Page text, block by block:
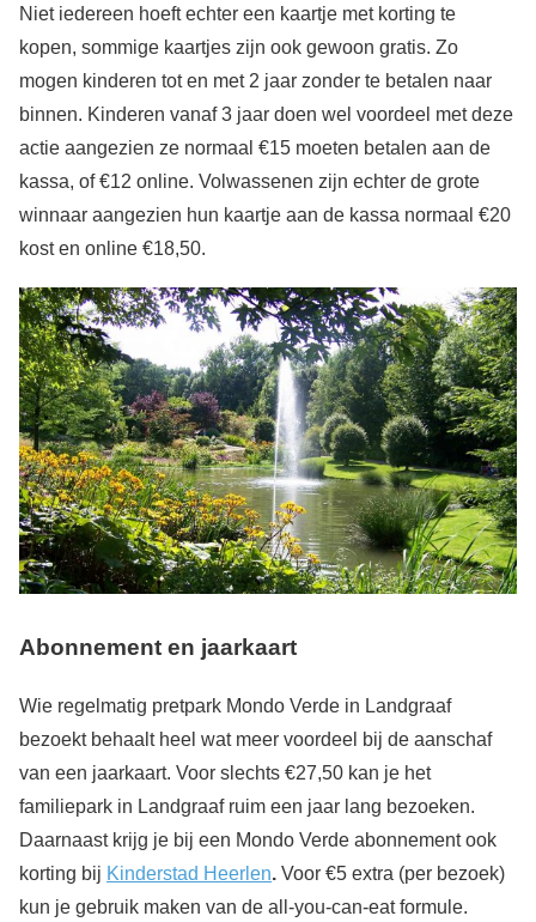
Niet iedereen hoeft echter een kaartje met korting te
kopen, sommige kaartjes zijn ook gewoon gratis. Zo
mogen kinderen tot en met 2 jaar zonder te betalen naar
binnen. Kinderen vanaf 3 jaar doen wel voordeel met deze
actie aangezien ze normaal €15 moeten betalen aan de
kassa, of €12 online. Volwassenen zijn echter de grote
winnaar aangezien hun kaartje aan de kassa normaal €20
kost en online €18,50.
Abonnement en jaarkaart
Wie regelmatig pretpark Mondo Verde in Landgraaf
bezoekt behaalt heel wat meer voordeel bij de aanschaf
van een jaarkaart. Voor slechts €27,50 kan je het
familiepark in Landgraaf ruim een jaar lang bezoeken.
Daarnaast krijg je bij een Mondo Verde abonnement ook
korting bij Kinderstad Heerlen. Voor €5 extra (per bezoek)
kun je gebruik maken van de all-you-can-eat formule.